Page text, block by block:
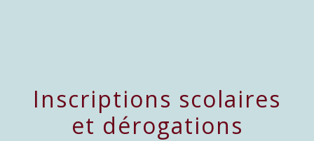
Inscriptions scolaires
et dérogations